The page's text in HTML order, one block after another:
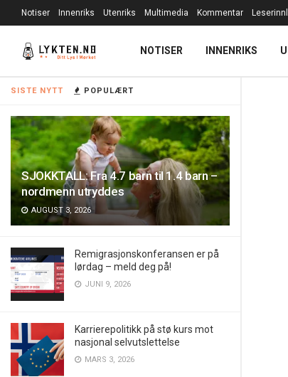
SISTE NYTT POPULÆRT
SJOKKTALL: Fra 4.7 barn til 1.4 barn –
nordmenn utryddes
AUGUST 3, 2026
Remigrasjonskonferansen er på
lørdag – meld deg på!
JUNI 9, 2026
Karrierepolitikk på stø kurs mot
nasjonal selvutslettelse
MARS 3, 2026
Notiser Innenriks Utenriks Multimedia Kommentar
NOTISER INNENRIKS